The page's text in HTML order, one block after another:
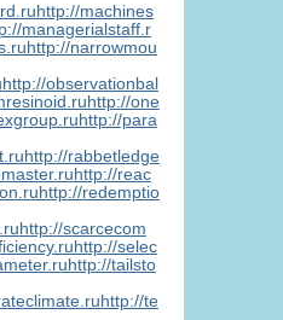
http://machines
managerialstaff.r
http://narrowmou
http://observationbal
http://one
http://para
http://rabbetledge
http://reac
http://redemptio
http://scarcecom
http://selec
http://tailsto
http://te